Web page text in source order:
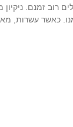
רוב זמנם.
כאשר עשרות,